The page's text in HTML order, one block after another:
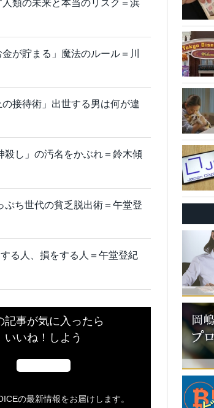
類の未来と本当のリスク＝浜
が貯まる」魔法のルール＝川
接待術」出世する男は何が違
し」の汚名をかぶれ＝鈴木傾
ぷち世代の貧乏脱出術＝午堂登
る人、損をする人＝午堂登紀
記事が気に入ったら
いいね！しよう
の最新情報をお届けします。